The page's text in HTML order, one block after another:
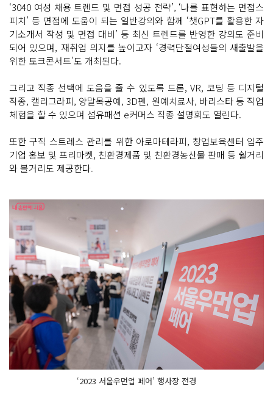
‘3040 여성 채용 트렌드 및 면접 성공 전략’, ‘나를 표현하는 면접스
피치’ 등 면접에 도움이 되는 일반강의와 함께 ‘챗GPT를 활용한 자
기소개서 작성 및 면접 대비’ 등 최신 트렌드를 반영한 강의도 준비
되어 있으며, 재취업 의지를 높이고자 ‘경력단절여성들의 새출발을
위한 토크콘서트’도 개최된다.
그리고 직종 선택에 도움을 줄 수 있도록 드론, VR, 코딩 등 디지털
직종, 캘리그라피, 양말목공예, 3D펜, 원예치료사, 바리스타 등 직업
체험을 할 수 있으며 섬유패션 e커머스 직종 설명회도 열린다.
또한 구직 스트레스 관리를 위한 아로마테라피, 창업보육센터 입주
기업 홍보 및 프리마켓, 친환경제품 및 친환경농산물 판매 등 쉴거리
와 볼거리도 제공한다.
‘2023 서울우먼업 페어’ 행사장 전경